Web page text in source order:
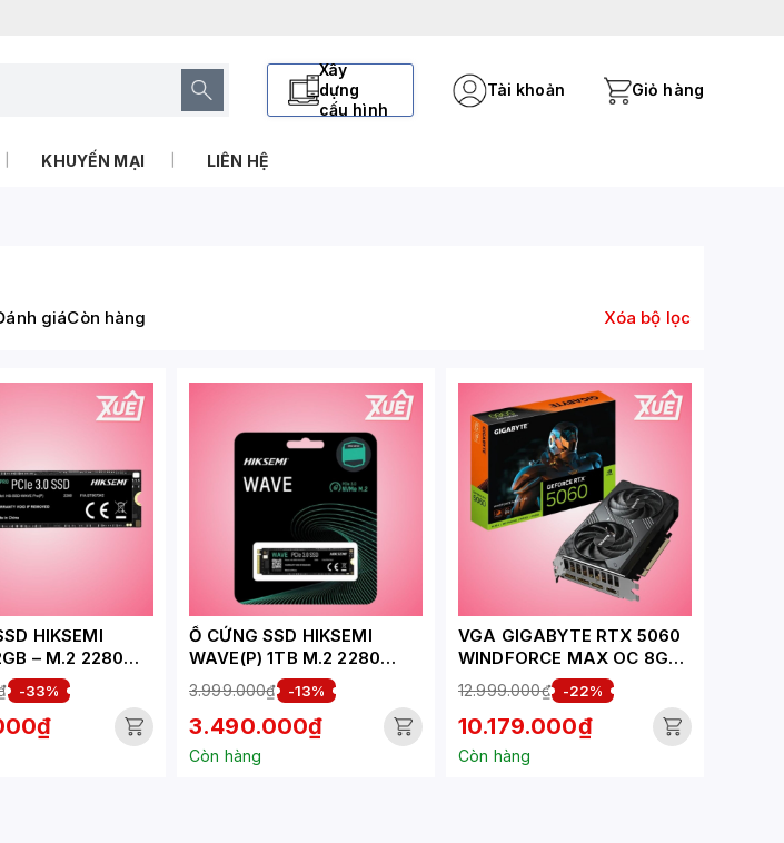
Xây
dựng
cấu hình
Tài khoản Giỏ hàng
KHUYẾN MẠI LIÊN HỆ
giáCòn hàng Xóa bộ lọc
HIKSEMI
– M.2 2280
X4 (ĐỌC
- GHI 1025MB/S)
WAVE(P) 512G)
-33%
Ổ CỨNG SSD HIKSEMI
WAVE(P) 1TB M.2 2280
PCIE 3.0X4 (ĐỌC
2450MB/S, GHI 2450MB/S)
- (HS-SSD-WAVE(P) 1024G)
3.999.000₫ -13%
3.490.000₫
Còn hàng
VGA GIGABYTE RTX 5060
WINDFORCE MAX OC 8GB
(N5060WF2MAX OC-8GD)
12.999.000₫ -22%
10.179.000₫
Còn hàng